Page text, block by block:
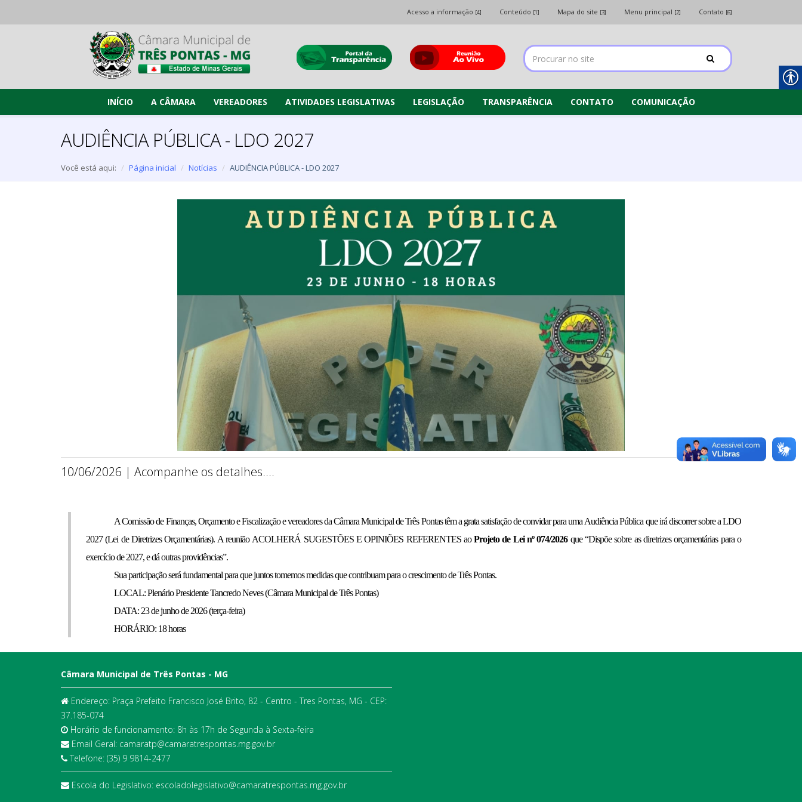
Acesso a informação [4] Conteúdo [1] Mapa do site [3] Menu principal [2] Contato [6]
INÍCIO A CÂMARA VEREADORES ATIVIDADES LEGISLATIVAS LEGISLAÇÃO TRANSPARÊNCIA CONTATO COMUNICAÇÃO
AUDIÊNCIA PÚBLICA - LDO 2027
Você está aqui: Página inicial Notícias AUDIÊNCIA PÚBLICA - LDO 2027
10/06/2026 | Acompanhe os detalhes....
A Comissão de Finanças, Orçamento e Fiscalização e vereadores da Câmara Municipal de Três Pontas têm a grata satisfação de convidar para uma Audiência Pública que irá discorrer sobre a LDO
2027 (Lei de Diretrizes Orçamentárias). A reunião ACOLHERÁ SUGESTÕES E OPINIÕES REFERENTES aoProjeto de Lei nº 074/2026que “Dispõe sobre as diretrizes orçamentárias para o
exercício de 2027, e dá outras providências”.
Sua participação será fundamental para que juntos tomemos medidas que contribuam para o crescimento de Três Pontas.
LOCAL: Plenário Presidente Tancredo Neves (Câmara Municipal de Três Pontas)
DATA: 23 de junho de 2026 (terça-feira)
HORÁRIO: 18 horas
Câmara Municipal de Três Pontas - MG
Endereço: Praça Prefeito Francisco José Brito, 82 - Centro - Tres Pontas, MG - CEP:
37.185-074
Horário de funcionamento: 8h às 17h de Segunda à Sexta-feira
Email Geral: camaratp@camaratrespontas.mg.gov.br
Telefone: (35) 9 9814-2477
Escola do Legislativo: escoladolegislativo@camaratrespontas.mg.gov.br